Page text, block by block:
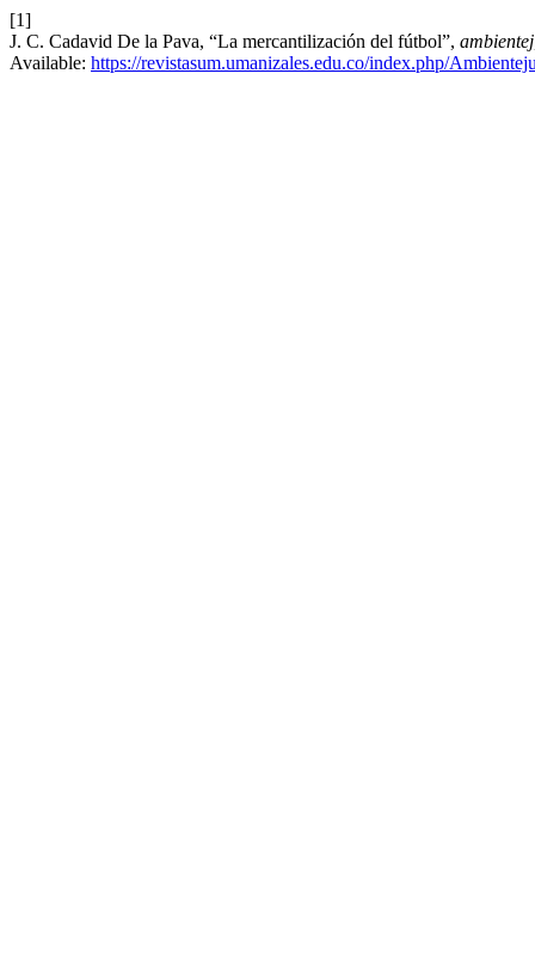
[1]
J. C. Cadavid De la Pava, “La mercantilización del fútbol”, ambientej
Available: https://revistasum.umanizales.edu.co/index.php/